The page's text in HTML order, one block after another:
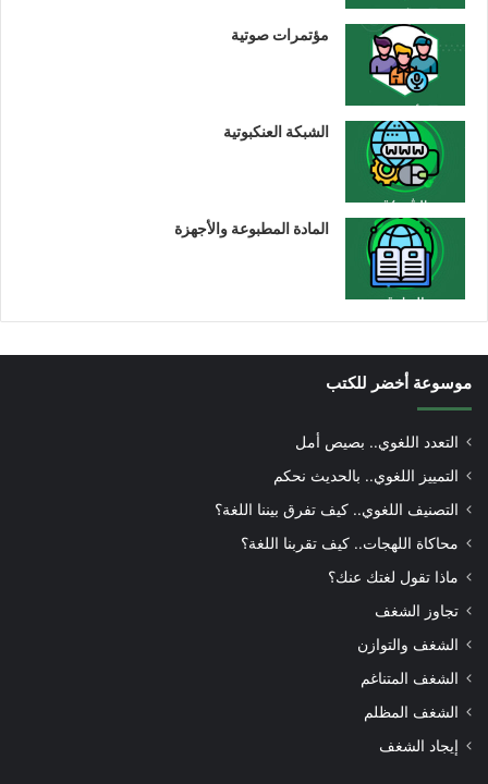
مؤتمرات صوتية
الشبكة العنكبوتية
المادة المطبوعة والأجهزة
موسوعة أخضر للكتب
التعدد اللغوي.. بصيص أمل
التمييز اللغوي.. بالحديث نحكم
التصنيف اللغوي.. كيف تفرق بيننا اللغة؟
محاكاة اللهجات.. كيف تقربنا اللغة؟
ماذا تقول لغتك عنك؟
تجاوز الشغف
الشغف والتوازن
الشغف المتناغم
الشغف المظلم
إيجاد الشغف